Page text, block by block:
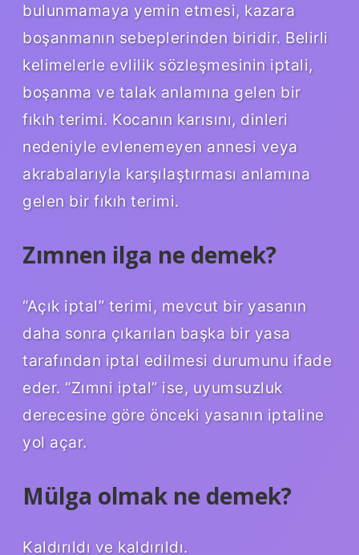
bulunmamaya yemin etmesi, kazara
boşanmanın sebeplerinden biridir. Belirli
kelimelerle evlilik sözleşmesinin iptali,
boşanma ve talak anlamına gelen bir
fıkıh terimi. Kocanın karısını, dinleri
nedeniyle evlenemeyen annesi veya
akrabalarıyla karşılaştırması anlamına
gelen bir fıkıh terimi.
Zımnen ilga ne demek?
“Açık iptal” terimi, mevcut bir yasanın
daha sonra çıkarılan başka bir yasa
tarafından iptal edilmesi durumunu ifade
eder. “Zımni iptal” ise, uyumsuzluk
derecesine göre önceki yasanın iptaline
yol açar.
Mülga olmak ne demek?
Kaldırıldı ve kaldırıldı.